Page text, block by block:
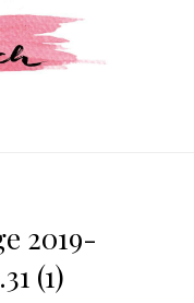
2019-
(1)